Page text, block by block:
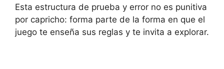
Esta estructura de prueba y error no es punitiva
por capricho: forma parte de la forma en que el
juego te enseña sus reglas y te invita a explorar.